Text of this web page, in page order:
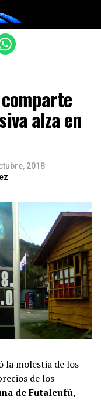
alza en
2018
la molestia de los
de los
de Futaleufú,